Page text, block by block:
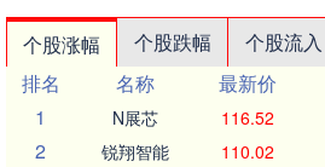
个股涨幅 个股跌幅 个股流入
排名
名称 最新价
1
N展芯 116.52
2 锐翔智能 110.02